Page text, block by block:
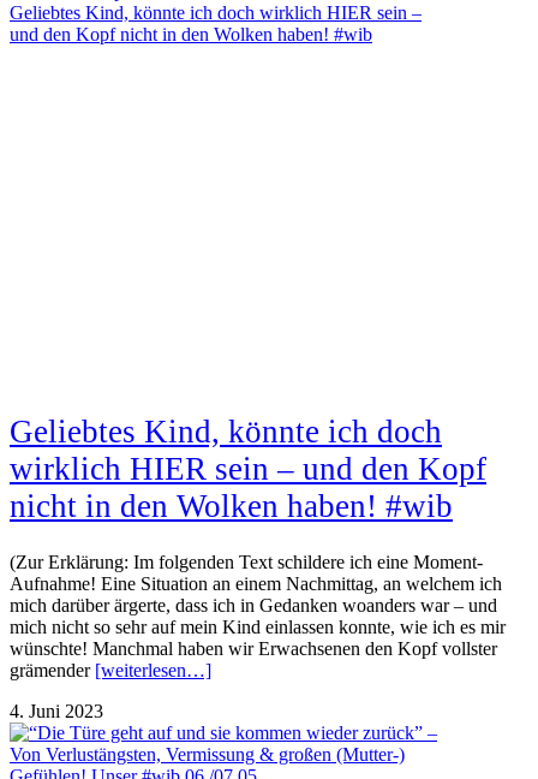
Geliebtes Kind, könnte ich doch wirklich HIER sein –
und den Kopf nicht in den Wolken haben! #wib
Geliebtes Kind, könnte ich doch
wirklich HIER sein – und den Kopf
nicht in den Wolken haben! #wib
(Zur Erklärung: Im folgenden Text schildere ich eine Moment-
Aufnahme! Eine Situation an einem Nachmittag, an welchem ich
mich darüber ärgerte, dass ich in Gedanken woanders war – und
mich nicht so sehr auf mein Kind einlassen konnte, wie ich es mir
wünschte! Manchmal haben wir Erwachsenen den Kopf vollster
grämender [weiterlesen…]
4. Juni 2023